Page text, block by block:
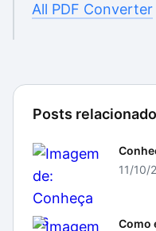
All PDF Converter
Posts
11/10/
Como